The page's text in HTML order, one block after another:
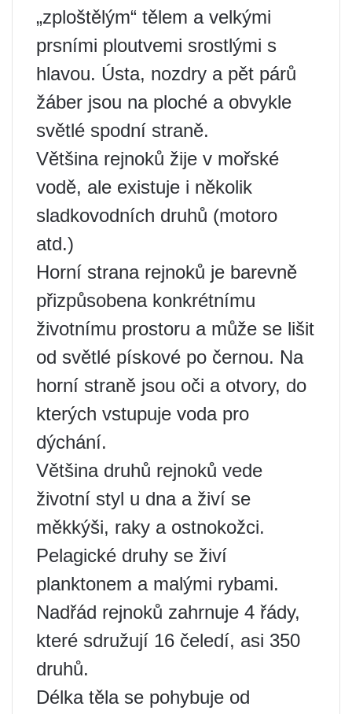
„zploštělým“ tělem a velkými
prsními ploutvemi srostlými s
hlavou. Ústa, nozdry a pět párů
žáber jsou na ploché a obvykle
světlé spodní straně.
Většina rejnoků žije v mořské
vodě, ale existuje i několik
sladkovodních druhů (motoro
atd.)
Horní strana rejnoků je barevně
přizpůsobena konkrétnímu
životnímu prostoru a může se lišit
od světlé pískové po černou. Na
horní straně jsou oči a otvory, do
kterých vstupuje voda pro
dýchání.
Většina druhů rejnoků vede
životní styl u dna a živí se
měkkýši, raky a ostnokožci.
Pelagické druhy se živí
planktonem a malými rybami.
Nadřád rejnoků zahrnuje 4 řády,
které sdružují 16 čeledí, asi 350
druhů.
Délka těla se pohybuje od